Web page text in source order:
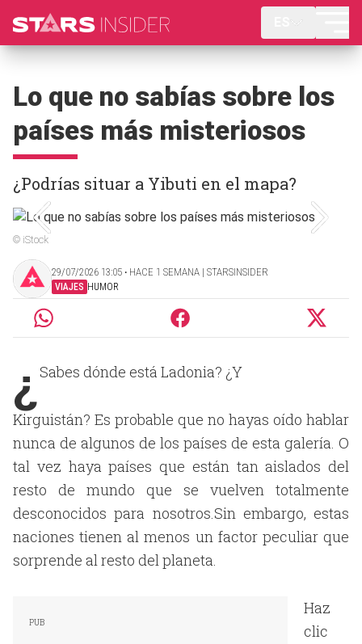
Lo que no sabías sobre los
países más misteriosos
¿Podrías situar a Yibuti en el mapa?
© iStock
29/07/2026 13:05 ‧ HACE 1 SEMANA | STARSINSIDER
VIAJES HUMOR
¿ Sabes dónde está Ladonia? ¿Y
Kirguistán? Es probable que no hayas oído hablar
nunca de algunos de los países de esta galería. O
tal vez haya países que están tan aislados del
resto de mundo que se vuelven totalmente
desconocidos para nosotros.Sin embargo, estas
naciones tienen al menos un factor peculiar que
sorprende al resto del planeta.
Haz
clic